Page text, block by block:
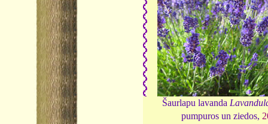
Šaurlapu lavanda
pumpuros un ziedos,